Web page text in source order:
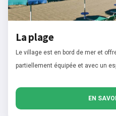
La plage
Le village est en bord de mer et
partiellement équipée et avec un
EN